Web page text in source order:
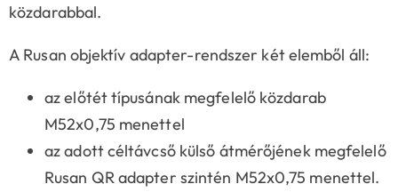
közdarabbal.
A Rusan objektív adapter-rendszer két elemből áll:
az előtét típusának megfelelő közdarab
M52x0,75 menettel
az adott céltávcső külső átmérőjének megfelelő
Rusan QR adapter szintén M52x0,75 menettel.